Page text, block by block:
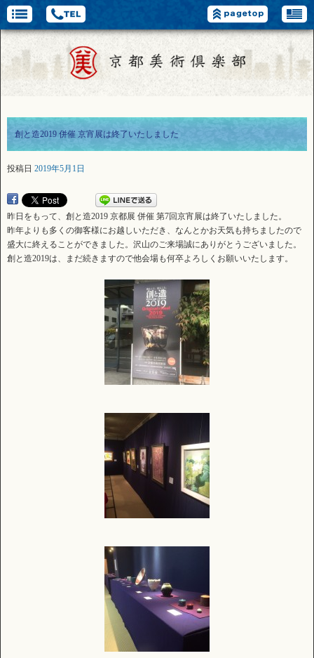
創と造2019 併催 京宵展は終了いたしました
投稿日 2019年5月1日
昨日をもって、創と造2019 京都展 併催 第7回京宵展は終了いたしました。
昨年よりも多くの御客様にお越しいただき、なんとかお天気も持ちましたので
盛大に終えることができました。沢山のご来場誠にありがとうございました。
創と造2019は、まだ続きますので他会場も何卒よろしくお願いいたします。